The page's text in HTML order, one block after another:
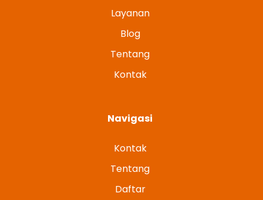
Layanan
Blog
Tentang
Kontak
Navigasi
Kontak
Tentang
Daftar